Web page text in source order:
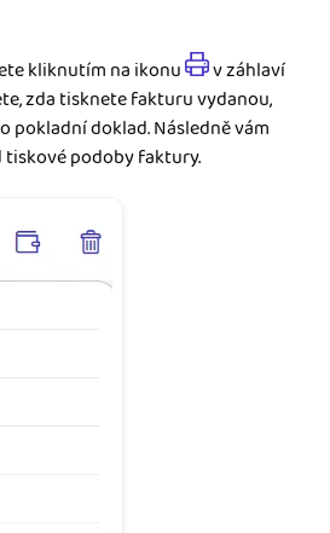
kliknutím na ikonu
v záhlaví
zda tisknete fakturu vydanou,
pokladní doklad. Následně vám
podoby faktury.